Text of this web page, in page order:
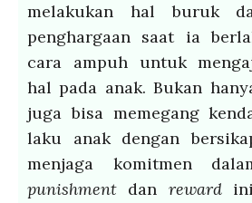
melakukan hal buruk
penghargaan saat ia
cara ampuh untuk
hal pada anak. Bukan
juga bisa memegang
laku anak dengan
menjaga komitmen
punishment dan reward